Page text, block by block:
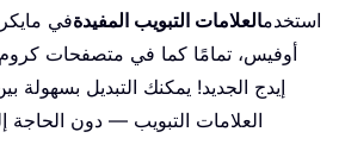
: استخدمالعلامات التبويب المفيدةفي
أوفيس، تمامًا كما في متصفحات
إيدج الجديد! يمكنك التبديل بسهولة
العلامات التبويب — دون الحاجة